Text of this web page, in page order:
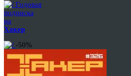
Годовая
подписка
на
Хакер
-50%